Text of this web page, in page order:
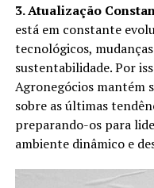
3. Atualização
está em constante
tecnológicos,
sustentabilidade. Por
Agronegócios mantém
sobre as últimas
preparando-os para
ambiente dinâmico e